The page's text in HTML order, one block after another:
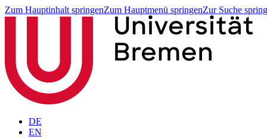
Zum Hauptinhalt springenZum Hauptmenü springenZur Suche
DE
EN